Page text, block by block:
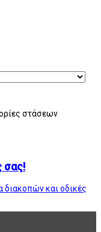
στάσεων
σας!
διακοπών και οδικές